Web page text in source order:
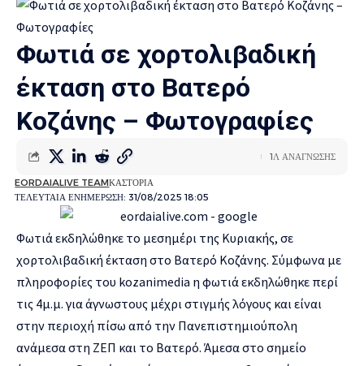
Φωτιά σε χορτολιβαδική
έκταση στο Βατερό
Κοζάνης – Φωτογραφίες
ΤΕΛΕΥΤΑΙΑ ΕΝΗΜΕΡΩΣΗ: 31/08/2025 18:05
EORDAIALIVE TEAMΚΑΣΤΟΡΙΑ
1Λ ΑΝΑΓΝΩΣΗΣ
Φωτιά εκδηλώθηκε το μεσημέρι της Κυριακής, σε
χορτολιβαδική έκταση στο Βατερό Κοζάνης. Σύμφωνα με
πληροφορίες του kozanimedia η φωτιά εκδηλώθηκε περί
τις 4μ.μ. για άγνωστους μέχρι στιγμής λόγους και είναι
στην περιοχή πίσω από την Πανεπιστημιούπολη
ανάμεσα στη ΖΕΠ και το Βατερό. Άμεσα στο σημείο